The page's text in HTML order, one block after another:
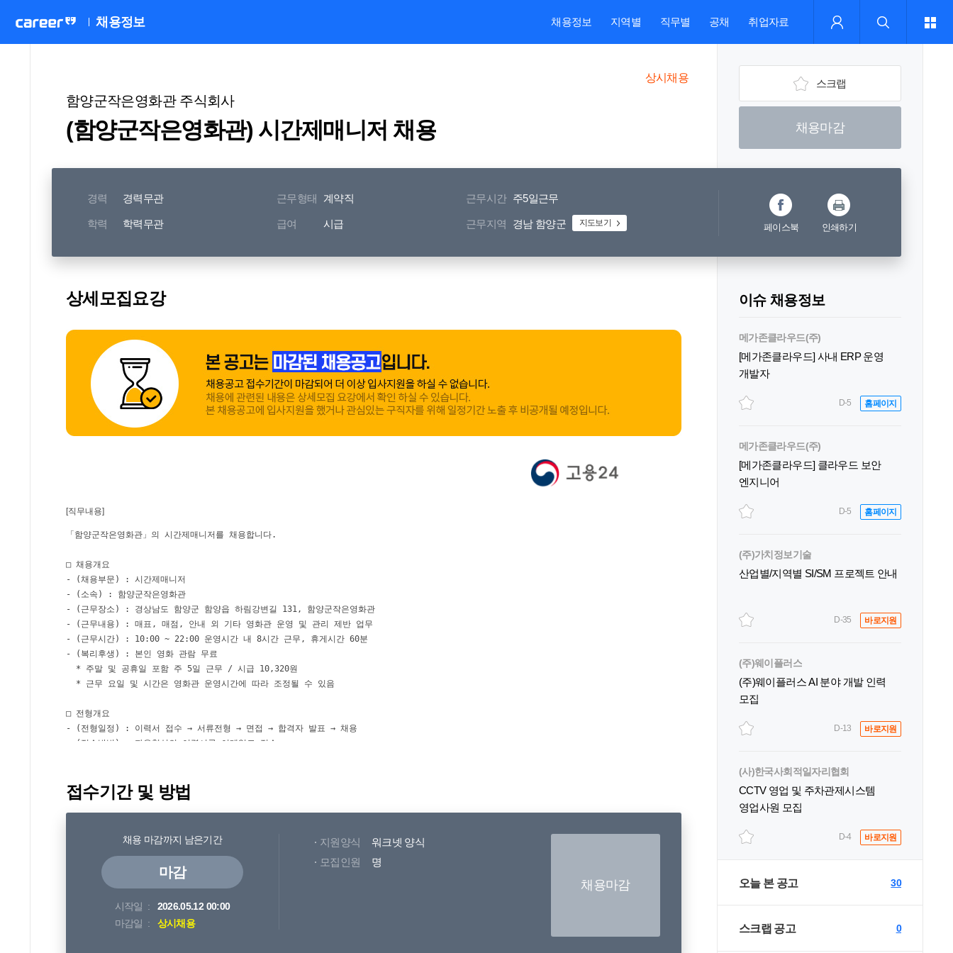
채용정보 채용정보 지역별 직무별 공채 취업자료
함양군작은영화관 주식회사
(함양군작은영화관) 시간제매니저 채용
상시채용 스크랩
채용마감
경력 경력무관 근무형태 계약직 근무시간 주5일근무
학력 학력무관 급여 시급 근무지역 경남 함양군 지도보기 페이스북 인쇄하기
상세모집요강
접수기간 및 방법
채용 마감까지 남은기간
마감
시작일
2026.05.12 00:00
마감일
상시채용
지원양식
워크넷 양식
모집인원
명
채용마감
이슈 채용정보
메가존클라우드(주)
[메가존클라우드] 사내 ERP 운영
개발자
D-5 홈페이지
메가존클라우드(주)
[메가존클라우드] 클라우드 보안
엔지니어
D-5 홈페이지
(주)가치정보기술
산업별/지역별 SI/SM 프로젝트 안내
D-35 바로지원
(주)웨이플러스
(주)웨이플러스 AI 분야 개발 인력
모집
D-13 바로지원
(사)한국사회적일자리협회
CCTV 영업 및 주차관제시스템
영업사원 모집
D-4 바로지원
오늘 본 공고 30
스크랩 공고 0